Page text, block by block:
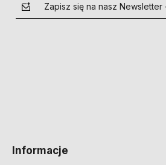
Zapisz się na nasz Newsletter
Informacje